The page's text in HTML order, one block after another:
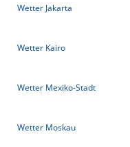
Wetter Jakarta
Wetter Kairo
Wetter Mexiko-Stadt
Wetter Moskau